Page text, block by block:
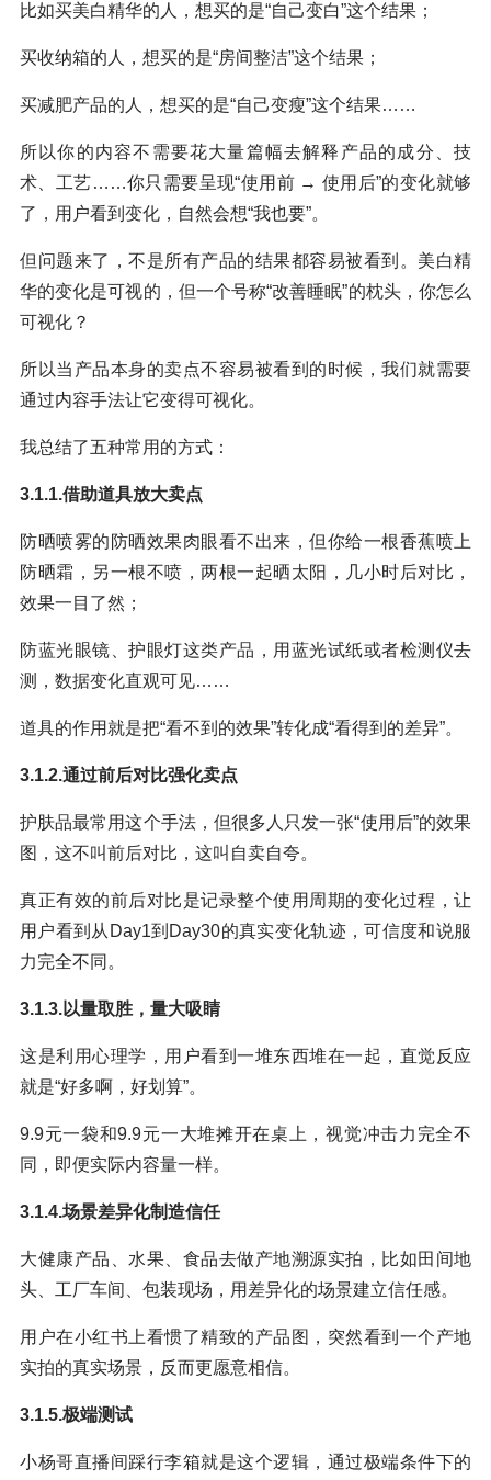
比如买美白精华的人，想买的是“自己变白”这个结果；
买收纳箱的人，想买的是“房间整洁”这个结果；
买减肥产品的人，想买的是“自己变瘦”这个结果……
所以你的内容不需要花大量篇幅去解释产品的成分、技
术、工艺……你只需要呈现“使用前 → 使用后”的变化就够
了，用户看到变化，自然会想“我也要”。
但问题来了，不是所有产品的结果都容易被看到。美白精
华的变化是可视的，但一个号称“改善睡眠”的枕头，你怎么
可视化？
所以当产品本身的卖点不容易被看到的时候，我们就需要
通过内容手法让它变得可视化。
我总结了五种常用的方式：
3.1.1.借助道具放大卖点
防晒喷雾的防晒效果肉眼看不出来，但你给一根香蕉喷上
防晒霜，另一根不喷，两根一起晒太阳，几小时后对比，
效果一目了然；
防蓝光眼镜、护眼灯这类产品，用蓝光试纸或者检测仪去
测，数据变化直观可见……
道具的作用就是把“看不到的效果”转化成“看得到的差异”。
3.1.2.通过前后对比强化卖点
护肤品最常用这个手法，但很多人只发一张“使用后”的效果
图，这不叫前后对比，这叫自卖自夸。
真正有效的前后对比是记录整个使用周期的变化过程，让
用户看到从Day1到Day30的真实变化轨迹，可信度和说服
力完全不同。
3.1.3.以量取胜，量大吸睛
这是利用心理学，用户看到一堆东西堆在一起，直觉反应
就是“好多啊，好划算”。
9.9元一袋和9.9元一大堆摊开在桌上，视觉冲击力完全不
同，即便实际内容量一样。
3.1.4.场景差异化制造信任
大健康产品、水果、食品去做产地溯源实拍，比如田间地
头、工厂车间、包装现场，用差异化的场景建立信任感。
用户在小红书上看惯了精致的产品图，突然看到一个产地
实拍的真实场景，反而更愿意相信。
3.1.5.极端测试
小杨哥直播间踩行李箱就是这个逻辑，通过极端条件下的